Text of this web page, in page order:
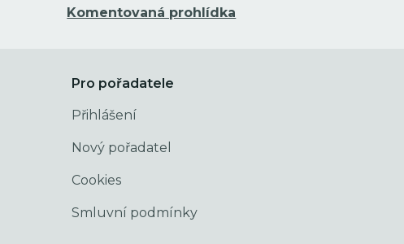
Komentovaná prohlídka
Pro pořadatele
Přihlášení
Nový pořadatel
Cookies
Smluvní podmínky